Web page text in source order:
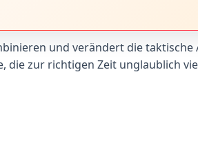
und verändert die
zur richtigen Zeit unglaublich